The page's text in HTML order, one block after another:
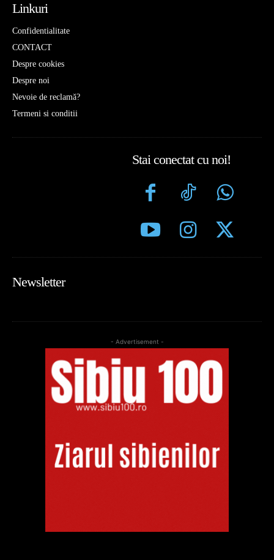
Linkuri
Confidentialitate
CONTACT
Despre cookies
Despre noi
Nevoie de reclamă?
Termeni si conditii
Stai conectat cu noi!
Newsletter
- Advertisement -